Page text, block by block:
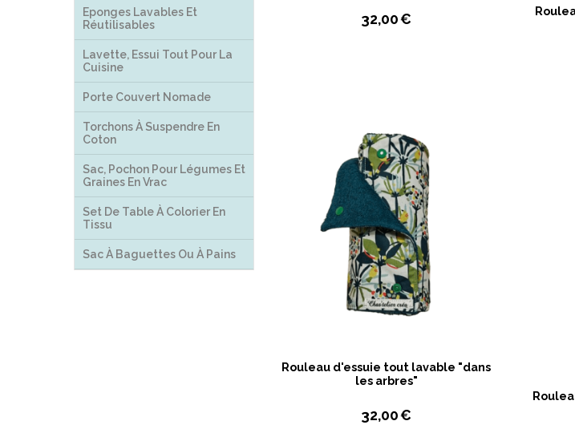
Eponges Lavables Et
Réutilisables
Lavette, Essui Tout Pour La
Cuisine
Porte Couvert Nomade
Torchons À Suspendre En
Coton
Sac, Pochon Pour Légumes Et
Graines En Vrac
Set De Table À Colorier En
Tissu
Sac À Baguettes Ou À Pains
32,00€
Rouleau d'essuie tout lavable "dans
les arbres"
32,00€